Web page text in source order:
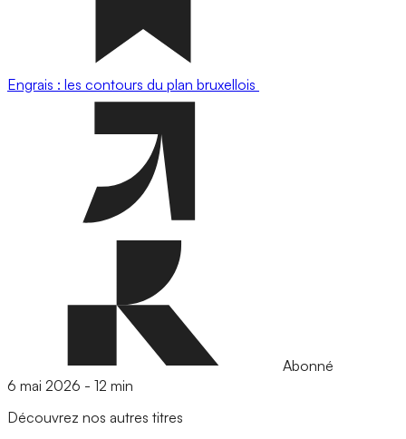
Engrais : les contours du plan bruxellois
Abonné
6 mai 2026 - 12 min
Découvrez nos autres titres